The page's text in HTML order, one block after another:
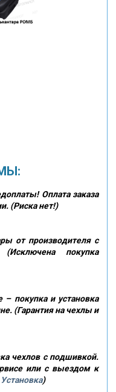
Оплата заказа
(Риска нет!)
от производителя с
(Исключена покупка
покупка и установка
(Гарантия на чехлы и
чехлов с подшивкой.
или с выездом к
Установка)